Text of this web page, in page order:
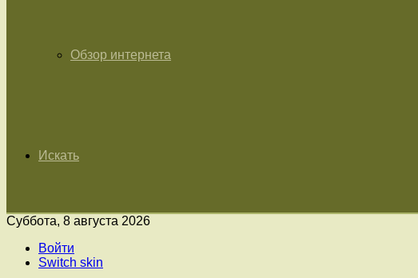
Обзор интернета
Искать
Суббота, 8 августа 2026
Войти
Switch skin